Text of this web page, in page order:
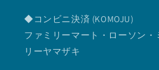
◆コンビニ決済 (KOMOJU)
ファミリーマート・ローソン・
リーヤマザキ